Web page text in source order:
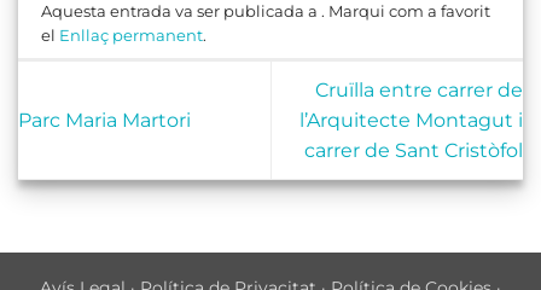
Aquesta entrada va ser publicada a . Marqui com a favorit
el Enllaç permanent.
Parc Maria Martori
Cruïlla entre carrer de
l’Arquitecte Montagut i
carrer de Sant Cristòfol